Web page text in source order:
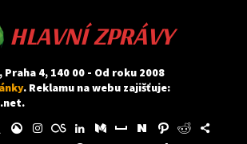
HLAVNÍ ZPRÁVY
, Praha 4, 140 00 - Od roku 2008
. Reklamu na webu zajišťuje:
.